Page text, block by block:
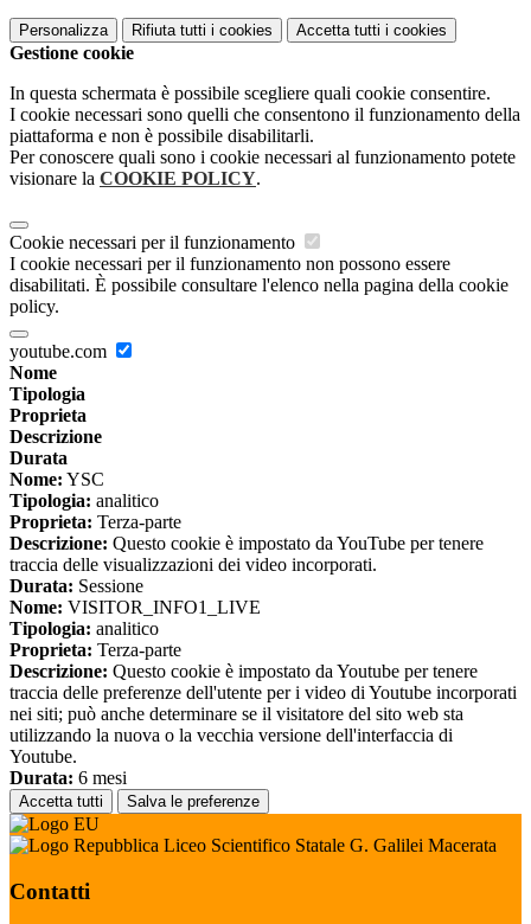
Personalizza Rifiuta tutti i cookies Accetta tutti i cookies
Gestione cookie
In questa schermata è possibile scegliere quali cookie consentire.
I cookie necessari sono quelli che consentono il funzionamento della
piattaforma e non è possibile disabilitarli.
Per conoscere quali sono i cookie necessari al funzionamento potete
visionare la COOKIE POLICY.
Cookie necessari per il funzionamento
I cookie necessari per il funzionamento non possono essere
disabilitati. È possibile consultare l'elenco nella pagina della cookie
policy.
youtube.com
Nome
Tipologia
Proprieta
Descrizione
Durata
Nome: YSC
Tipologia: analitico
Proprieta: Terza-parte
Descrizione: Questo cookie è impostato da YouTube per tenere
traccia delle visualizzazioni dei video incorporati.
Durata: Sessione
Nome: VISITOR_INFO1_LIVE
Tipologia: analitico
Proprieta: Terza-parte
Descrizione: Questo cookie è impostato da Youtube per tenere
traccia delle preferenze dell'utente per i video di Youtube incorporati
nei siti; può anche determinare se il visitatore del sito web sta
utilizzando la nuova o la vecchia versione dell'interfaccia di
Youtube.
Durata: 6 mesi
Accetta tutti Salva le preferenze
Liceo Scientifico Statale G. Galilei Macerata
Contatti